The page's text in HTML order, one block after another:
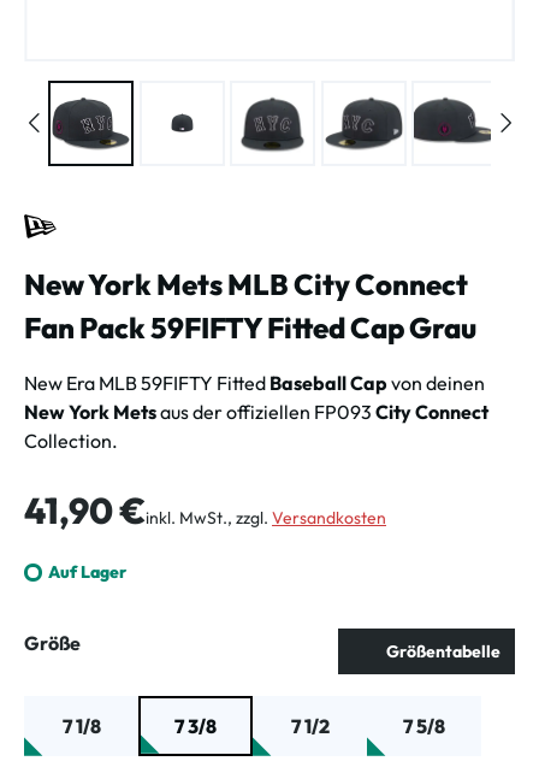
New York Mets MLB City Connect
Fan Pack 59FIFTY Fitted Cap Grau
New Era MLB 59FIFTY Fitted Baseball Cap von deinen
New York Metsaus der offiziellen FP093 City Connect
Collection.
Regulärer Preis:
41,90 €inkl. MwSt., zzgl. Versandkosten
Auf Lager
Größeauswählen Größentabelle
7 1/8 7 3/8 7 1/2 7 5/8